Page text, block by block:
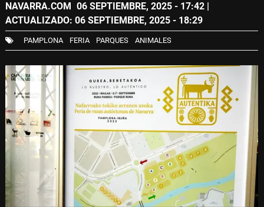
NAVARRA.COM 06 SEPTIEMBRE, 2025 - 17:42 |
ACTUALIZADO: 06 SEPTIEMBRE, 2025 - 18:29
PAMPLONA FERIA PARQUES ANIMALES